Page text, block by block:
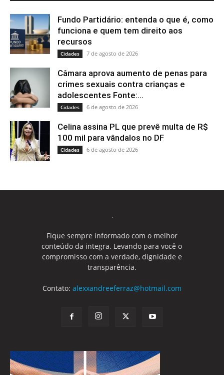
Fundo Partidário: entenda o que é, como
funciona e quem tem direito aos
recursos
Cidades 7 de agosto de 2026
Câmara aprova aumento de penas para
crimes sexuais contra crianças e
adolescentes Fonte:...
Cidades 6 de agosto de 2026
Celina assina PL que prevê multa de R$
100 mil para vândalos no DF
Cidades 6 de agosto de 2026
Fique sempre informado com o melhor
conteúdo da integra. Levando para você o
compromisso com a verdade, dignidade e
transparência.
Contato: alexxandreeferraz@hotmail.com